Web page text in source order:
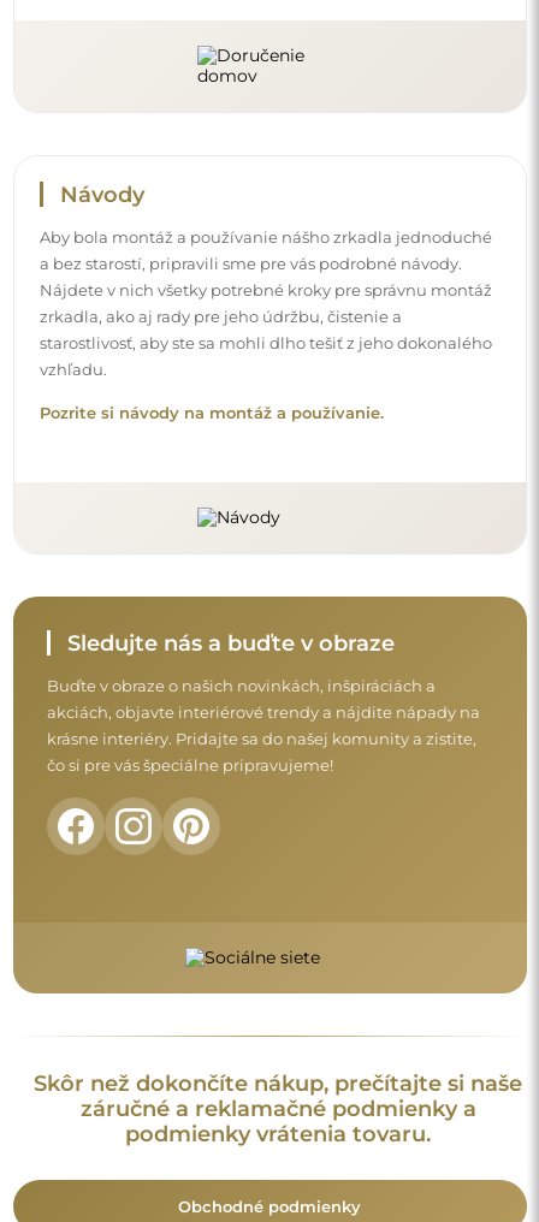
Návody
Aby bola montáž a používanie nášho zrkadla jednoduché
a bez starostí, pripravili sme pre vás podrobné návody.
Nájdete v nich všetky potrebné kroky pre správnu montáž
zrkadla, ako aj rady pre jeho údržbu, čistenie a
starostlivosť, aby ste sa mohli dlho tešiť z jeho dokonalého
vzhľadu.
Pozrite si návody na montáž a používanie.
Sledujte nás a buďte v obraze
Buďte v obraze o našich novinkách, inšpiráciách a
akciách, objavte interiérové trendy a nájdite nápady na
krásne interiéry. Pridajte sa do našej komunity a zistite,
čo si pre vás špeciálne pripravujeme!
Skôr než dokončíte nákup, prečítajte si naše
záručné a reklamačné podmienky a
podmienky vrátenia tovaru.
Obchodné podmienky